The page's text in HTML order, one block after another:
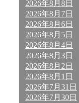
2026年8月8日
2026年8月7日
2026年8月6日
2026年8月5日
2026年8月4日
2026年8月3日
2026年8月2日
2026年8月1日
2026年7月31日
2026年7月30日